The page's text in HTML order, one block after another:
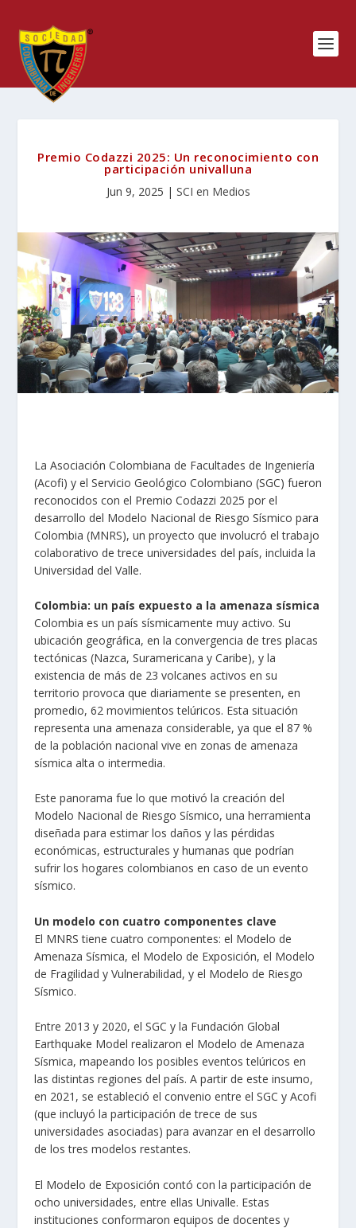
Premio Codazzi 2025: Un reconocimiento con
participación univalluna
Jun 9, 2025 | SCI en Medios
La Asociación Colombiana de Facultades de Ingeniería
(Acofi) y el Servicio Geológico Colombiano (SGC) fueron
reconocidos con el Premio Codazzi 2025 por el
desarrollo del Modelo Nacional de Riesgo Sísmico para
Colombia (MNRS), un proyecto que involucró el trabajo
colaborativo de trece universidades del país, incluida la
Universidad del Valle.
Colombia: un país expuesto a la amenaza sísmica
​Colombia es un país sísmicamente muy activo. Su
ubicación geográfica, en la convergencia de tres placas
tectónicas (Nazca, Suramericana y Caribe), y la
existencia de más de 23 volcanes activos en su
territorio provoca que diariamente se presenten, en
promedio, 62 movimientos telúricos. Esta situación
representa una amenaza considerable, ya que el 87 %
de la población nacional vive en zonas de amenaza
sísmica alta o intermedia.
Este panorama fue lo que motivó la creación del
Modelo Nacional de Riesgo Sísmico, una herramienta
diseñada para estimar los daños y las pérdidas
económicas, estructurales y humanas que podrían
sufrir los hogares colombianos en caso de un evento
sísmico.
Un modelo con cuatro componentes clave
El MNRS tiene cuatro componentes: el Modelo de
Amenaza Sísmica, el Modelo de Exposición, el Modelo
de Fragilidad y Vulnerabilidad, y el Modelo de Riesgo
Sísmico.
Entre 2013 y 2020, el SGC y la Fundación Global
Earthquake Model realizaron el Modelo de Amenaza
Sísmica, mapeando los posibles eventos telúricos en
las distintas regiones del país. A partir de este insumo,
en 2021, se estableció el convenio entre el SGC y Acofi
(que incluyó la participación de trece de sus
universidades asociadas) para avanzar en el desarrollo
de los tres modelos restantes.
El Modelo de Exposición contó con la participación de
ocho universidades, entre ellas Univalle. Estas
instituciones conformaron equipos de docentes y